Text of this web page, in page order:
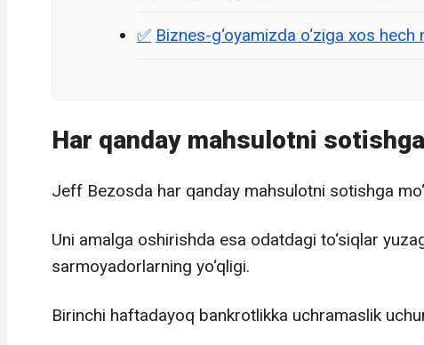
Biznes-g‘oyamizda o‘ziga xos hech
Har qanday mahsulotni sotishga
Jeff Bezosda har qanday mahsulotni sotishga
Uni amalga oshirishda esa odatdagi to‘siqlar
sarmoyadorlarning yo‘qligi.
Birinchi haftadayoq bankrotlikka uchramaslik